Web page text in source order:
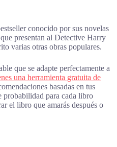
conocido por sus novelas
presentan al Detective Harry
varias otras obras populares.
que se adapte perfectamente a
una herramienta gratuita de
basadas en tus
probabilidad para cada libro
el libro que amarás después o